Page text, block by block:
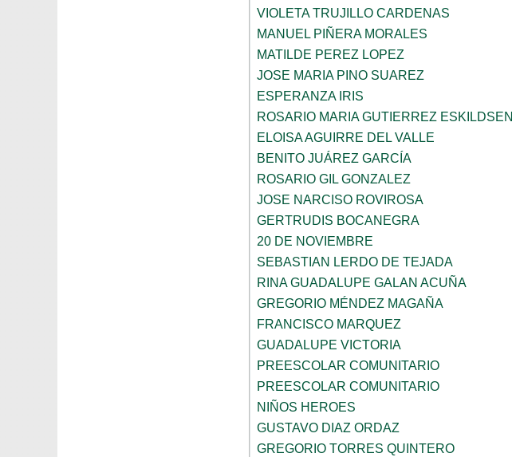
VIOLETA TRUJILLO CARDENAS
MANUEL PIÑERA MORALES
MATILDE PEREZ LOPEZ
JOSE MARIA PINO SUAREZ
ESPERANZA IRIS
ROSARIO MARIA GUTIERREZ ESKILDSEN
ELOISA AGUIRRE DEL VALLE
BENITO JUÁREZ GARCÍA
ROSARIO GIL GONZALEZ
JOSE NARCISO ROVIROSA
GERTRUDIS BOCANEGRA
20 DE NOVIEMBRE
SEBASTIAN LERDO DE TEJADA
RINA GUADALUPE GALAN ACUÑA
GREGORIO MÉNDEZ MAGAÑA
FRANCISCO MARQUEZ
GUADALUPE VICTORIA
PREESCOLAR COMUNITARIO
PREESCOLAR COMUNITARIO
NIÑOS HEROES
GUSTAVO DIAZ ORDAZ
GREGORIO TORRES QUINTERO